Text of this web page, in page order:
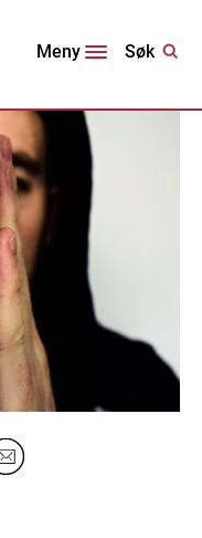
Meny Søk